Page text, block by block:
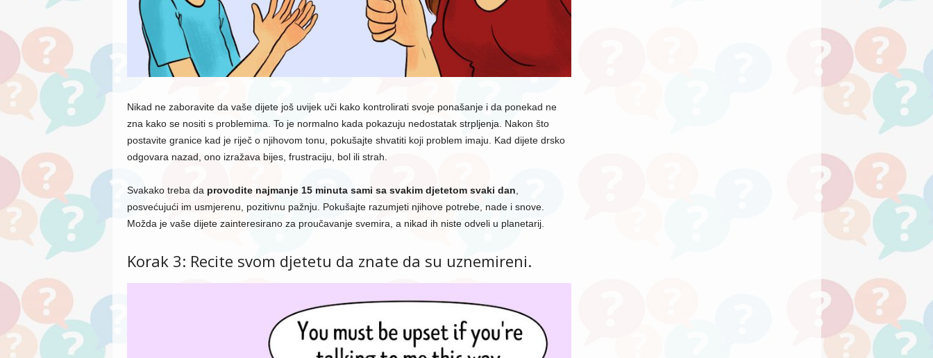
Nikad ne zaboravite da vaše dijete još uvijek uči kako kontrolirati svoje ponašanje i da ponekad ne
zna kako se nositi s problemima. To je normalno kada pokazuju nedostatak strpljenja. Nakon što
postavite granice kad je riječ o njihovom tonu, pokušajte shvatiti koji problem imaju. Kad dijete drsko
odgovara nazad, ono izražava bijes, frustraciju, bol ili strah.
Svakako treba da provodite najmanje 15 minuta sami sa svakim djetetom svaki dan,
posvećujući im usmjerenu, pozitivnu pažnju. Pokušajte razumjeti njihove potrebe, nade i snove.
Možda je vaše dijete zainteresirano za proučavanje svemira, a nikad ih niste odveli u planetarij.
Korak 3: Recite svom djetetu da znate da su uznemireni.